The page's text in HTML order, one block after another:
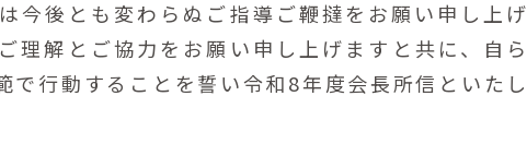
今後とも変わらぬご指導ご鞭撻をお願い申し上げ
理解とご協力をお願い申し上げますと共に、自ら
で行動することを誓い令和8年度会長所信といたし